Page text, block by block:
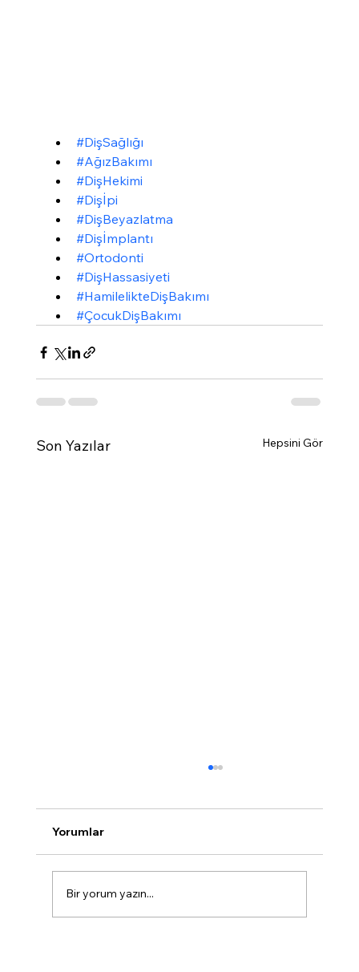
#DişSağlığı
#AğızBakımı
#DişHekimi
#Dişİpi
#DişBeyazlatma
#Dişİmplantı
#Ortodonti
#DişHassasiyeti
#HamilelikteDişBakımı
#ÇocukDişBakımı
Son Yazılar Hepsini Gör
Yorumlar
Bir yorum yazın...